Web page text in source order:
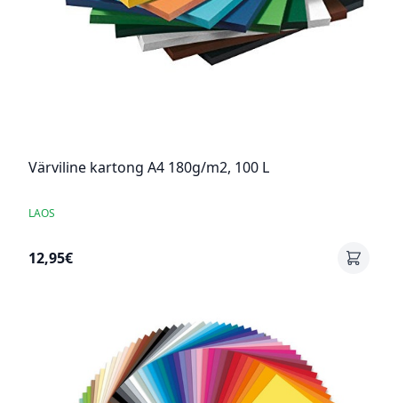
Värviline kartong A4 180g/m2, 100 L
LAOS
12,95€